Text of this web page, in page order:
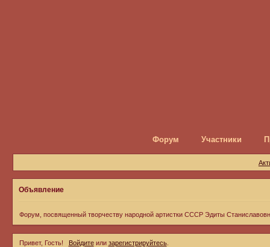
Форум Участники
Объявление
Форум, посвященный творчеству народной артистки СССР Эдиты
Привет, Гость! Войдитеили зарегистрируйтесь.